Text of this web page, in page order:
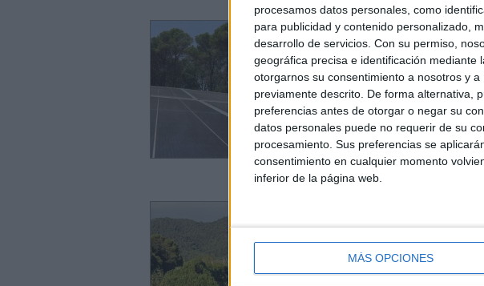
procesamos datos personales, como
para publicidad y contenido personalizado,
desarrollo de servicios. Con su permiso,
geográfica precisa e identificación mediante
otorgarnos su consentimiento a nosotros y
previamente descrito. De forma alternativa,
preferencias antes de otorgar o negar su
datos personales puede no requerir de su
procesamiento. Sus preferencias se
consentimiento en cualquier momento
inferior de la página web.
MÁS OPCIONES
del
El parc
rèptils i
,
Blanes